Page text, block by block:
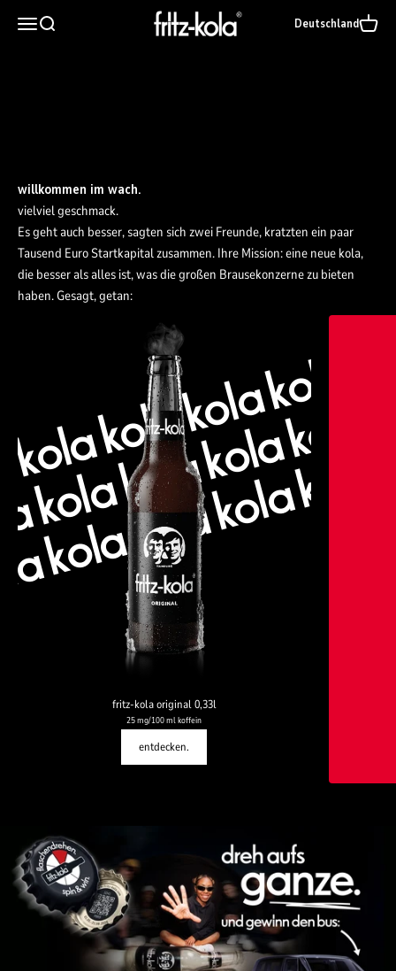
Navigationsmenü öffnen
Suche öffnen fritz-kola GmbH Deutschland
vielviel geschmack.
willkommen im wach.
vielviel geschmack.
Es geht auch besser, sagten sich zwei Freunde, kratzten ein paar
Tausend Euro Startkapital zusammen. Ihre Mission: eine neue kola,
die besser als alles ist, was die großen Brausekonzerne zu bieten
haben. Gesagt, getan:
fritz-kola original 0,33l
25 mg/100 ml koffein
entdecken.